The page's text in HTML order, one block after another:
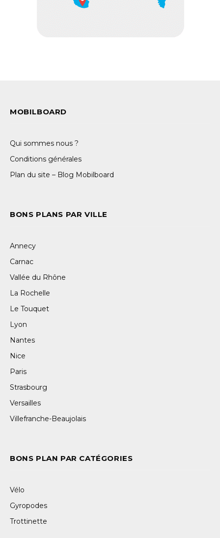
MOBILBOARD
Qui sommes nous ?
Conditions générales
Plan du site – Blog Mobilboard
BONS PLANS PAR VILLE
Annecy
Carnac
Vallée du Rhône
La Rochelle
Le Touquet
Lyon
Nantes
Nice
Paris
Strasbourg
Versailles
Villefranche-Beaujolais
BONS PLAN PAR CATÉGORIES
Vélo
Gyropodes
Trottinette